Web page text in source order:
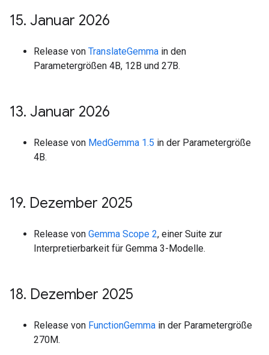
15. Januar 2026
Release von TranslateGemma in den
Parametergrößen 4B, 12B und 27B.
13. Januar 2026
Release von MedGemma 1.5 in der Parametergröße
4B.
19. Dezember 2025
Release von Gemma Scope 2, einer Suite zur
Interpretierbarkeit für Gemma 3-Modelle.
18. Dezember 2025
Release von FunctionGemma in der Parametergröße
270M.